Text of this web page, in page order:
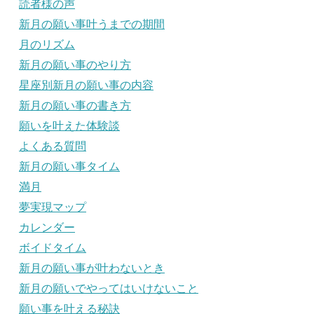
読者様の声
新月の願い事叶うまでの期間
月のリズム
新月の願い事のやり方
星座別新月の願い事の内容
新月の願い事の書き方
願いを叶えた体験談
よくある質問
新月の願い事タイム
満月
夢実現マップ
カレンダー
ボイドタイム
新月の願い事が叶わないとき
新月の願いでやってはいけないこと
願い事を叶える秘訣